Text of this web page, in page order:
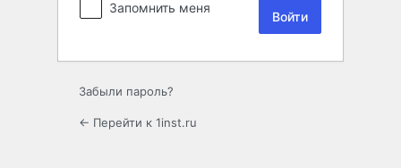
Запомнить меня
Забыли пароль?
← Перейти к 1inst.ru